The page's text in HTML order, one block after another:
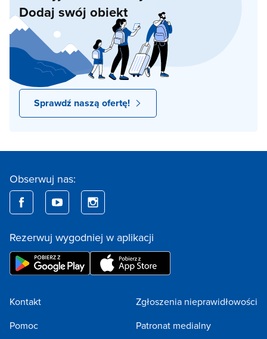
Dodaj swój obiekt
Sprawdź naszą ofertę!
Obserwuj nas:
Rezerwuj wygodniej w aplikacji
Kontakt
Pomoc
Zgłoszenia nieprawidłowości
Patronat medialny